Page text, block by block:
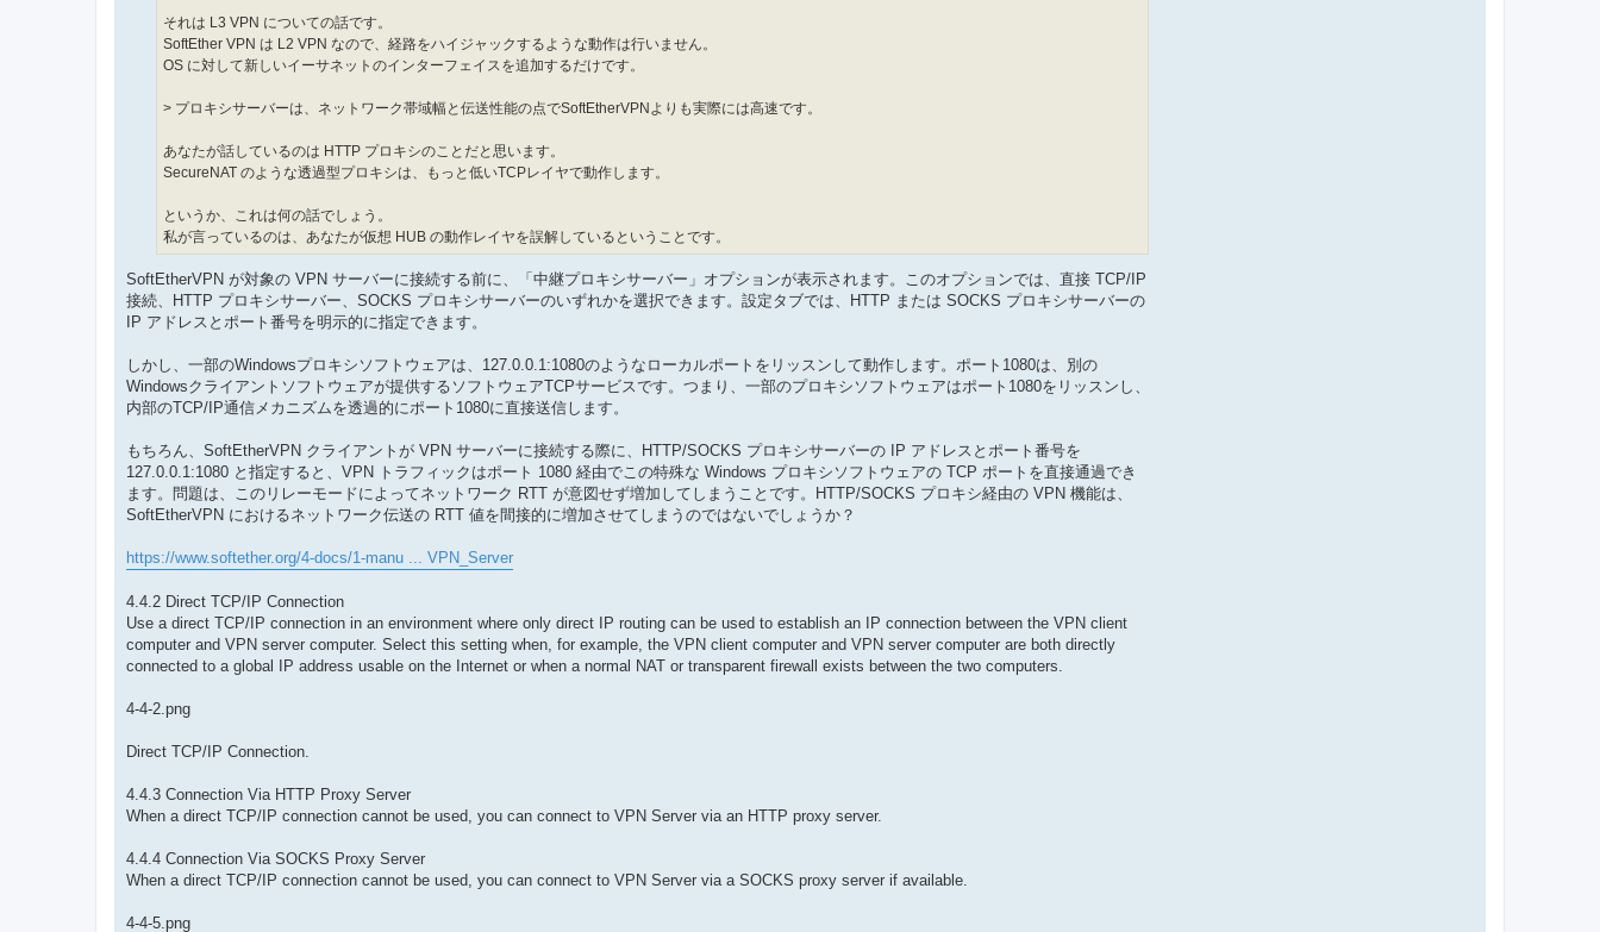
それは L3 VPN についての話です。
SoftEther VPN は L2 VPN なので、経路をハイジャックするような動作は行いません。
OS に対して新しいイーサネットのインターフェイスを追加するだけです。
> プロキシサーバーは、ネットワーク帯域幅と伝送性能の点でSoftEtherVPNよりも実際には高速です。
あなたが話しているのは HTTP プロキシのことだと思います。
SecureNAT のような透過型プロキシは、もっと低いTCPレイヤで動作します。
というか、これは何の話でしょう。
私が言っているのは、あなたが仮想 HUB の動作レイヤを誤解しているということです。
SoftEtherVPN が対象の VPN サーバーに接続する前に、「中継プロキシサーバー」オプションが表示されます。このオプションでは、直接 TCP/IP
接続、HTTP プロキシサーバー、SOCKS プロキシサーバーのいずれかを選択できます。設定タブでは、HTTP または SOCKS プロキシサーバーの
IP アドレスとポート番号を明示的に指定できます。
しかし、一部のWindowsプロキシソフトウェアは、127.0.0.1:1080のようなローカルポートをリッスンして動作します。ポート1080は、別の
Windowsクライアントソフトウェアが提供するソフトウェアTCPサービスです。つまり、一部のプロキシソフトウェアはポート1080をリッスンし、
内部のTCP/IP通信メカニズムを透過的にポート1080に直接送信します。
もちろん、SoftEtherVPN クライアントが VPN サーバーに接続する際に、HTTP/SOCKS プロキシサーバーの IP アドレスとポート番号を
127.0.0.1:1080 と指定すると、VPN トラフィックはポート 1080 経由でこの特殊な Windows プロキシソフトウェアの TCP ポートを直接通過でき
ます。問題は、このリレーモードによってネットワーク RTT が意図せず増加してしまうことです。HTTP/SOCKS プロキシ経由の VPN 機能は、
SoftEtherVPN におけるネットワーク伝送の RTT 値を間接的に増加させてしまうのではないでしょうか？
https://www.softether.org/4-docs/1-manu ... VPN_Server
4.4.2 Direct TCP/IP Connection
Use a direct TCP/IP connection in an environment where only direct IP routing can be used to establish an IP connection between the VPN client
computer and VPN server computer. Select this setting when, for example, the VPN client computer and VPN server computer are both directly
connected to a global IP address usable on the Internet or when a normal NAT or transparent firewall exists between the two computers.
4-4-2.png
Direct TCP/IP Connection.
4.4.3 Connection Via HTTP Proxy Server
When a direct TCP/IP connection cannot be used, you can connect to VPN Server via an HTTP proxy server.
4.4.4 Connection Via SOCKS Proxy Server
When a direct TCP/IP connection cannot be used, you can connect to VPN Server via a SOCKS proxy server if available.
4-4-5.png